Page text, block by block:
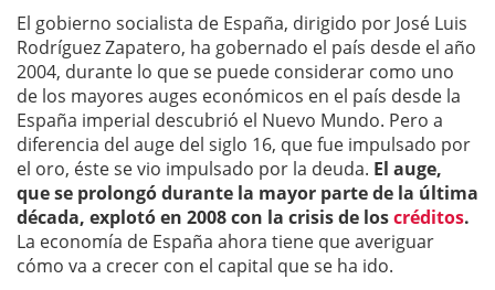
El gobierno socialista de España, dirigido por José Luis
Rodríguez Zapatero, ha gobernado el país desde el año
2004, durante lo que se puede considerar como uno
de los mayores auges económicos en el país desde la
España imperial descubrió el Nuevo Mundo. Pero a
diferencia del auge del siglo 16, que fue impulsado por
el oro, éste se vio impulsado por la deuda. El auge,
que se prolongó durante la mayor parte de la última
década, explotó en 2008 con la crisis de loscréditos.
La economía de España ahora tiene que averiguar
cómo va a crecer con el capital que se ha ido.